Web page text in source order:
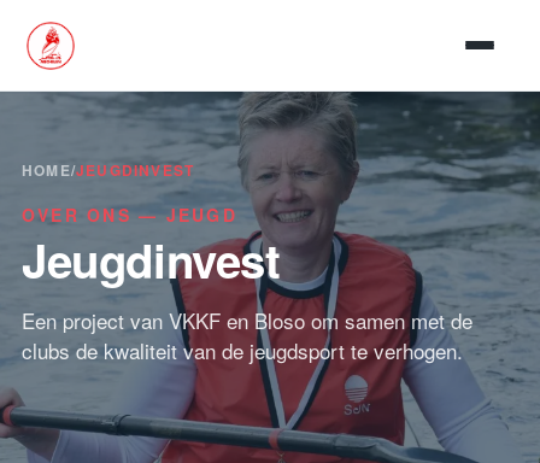
HOME/JEUGDINVEST
OVER ONS — JEUGD
Jeugdinvest
Een project van VKKF en Bloso om samen met de
clubs de kwaliteit van de jeugdsport te verhogen.